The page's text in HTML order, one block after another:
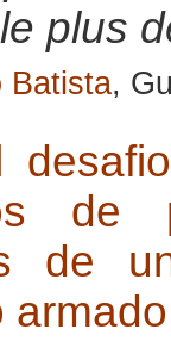
plus
Batista,
de
de
armado